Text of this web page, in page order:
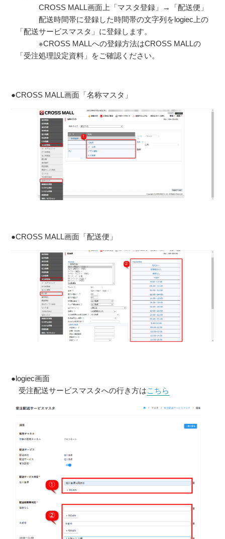
CROSS MALL画面上「マスタ登録」→「配送便」
配送時間帯に登録した時間帯の文字列をlogiec上の
「配送サービスマスタ」に登録します。
※CROSS MALLへの登録方法はCROSS MALLの
「受注処理設定資料」をご確認ください。
●CROSS MALL画面「名称マスタ」
●CROSS MALL画面「配送便」
●logiec画面
受注配送サービスマスタへの行き方はこちら